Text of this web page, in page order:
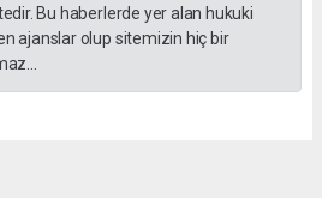
Bu haberlerde yer alan hukuki
ajanslar olup sitemizin hiç bir